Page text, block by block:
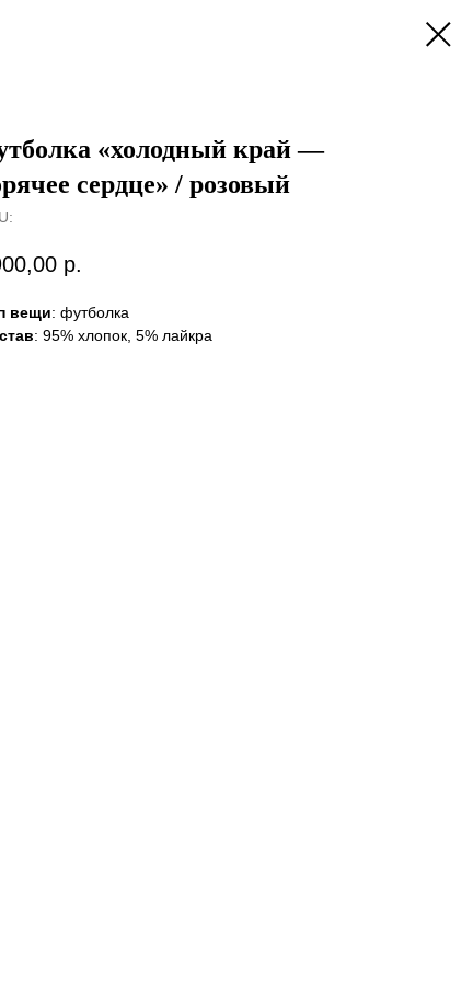
«‎холодный край —
сердце»‎ / розовый
р.
вещи: футболка
: 95% хлопок, 5% лайкра